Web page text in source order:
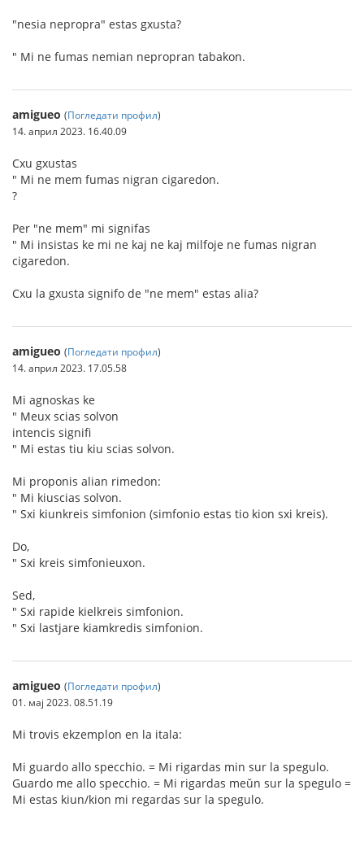
"nesia nepropra" estas gxusta?
" Mi ne fumas nemian nepropran tabakon.
amigueo (Погледати профил)
14. април 2023. 16.40.09
Cxu gxustas
" Mi ne mem fumas nigran cigaredon.
?
Per "ne mem" mi signifas
" Mi insistas ke mi ne kaj ne kaj milfoje ne fumas nigran
cigaredon.
Cxu la gxusta signifo de "ne mem" estas alia?
amigueo (Погледати профил)
14. април 2023. 17.05.58
Mi agnoskas ke
" Meux scias solvon
intencis signifi
" Mi estas tiu kiu scias solvon.
Mi proponis alian rimedon:
" Mi kiuscias solvon.
" Sxi kiunkreis simfonion (simfonio estas tio kion sxi kreis).
Do,
" Sxi kreis simfonieuxon.
Sed,
" Sxi rapide kielkreis simfonion.
" Sxi lastjare kiamkredis simfonion.
amigueo (Погледати профил)
01. мај 2023. 08.51.19
Mi trovis ekzemplon en la itala:
Mi guardo allo specchio. = Mi rigardas min sur la spegulo.
Guardo me allo specchio. = Mi rigardas meŭn sur la spegulo =
Mi estas kiun/kion mi regardas sur la spegulo.